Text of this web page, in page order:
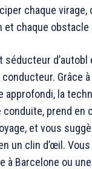
chaque virage,
et chaque
séducteur
conducteur. Grâce
approfondi, la
prend en
et vous
un clin d’œil.
à Barcelone ou